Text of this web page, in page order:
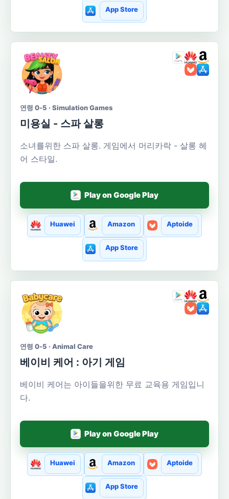
App Store
연령 0-5 · Simulation Games
미용실 - 스파 살롱
소녀를위한 스파 살롱. 게임에서 머리카락 - 살롱 헤
어 스타일.
Play on Google Play
Huawei Amazon Aptoide
App Store
연령 0-5 · Animal Care
베이비 케어 : 아기 게임
베이비 케어는 아이들을위한 무료 교육용 게임입니
다.
Play on Google Play
Huawei Amazon Aptoide
App Store